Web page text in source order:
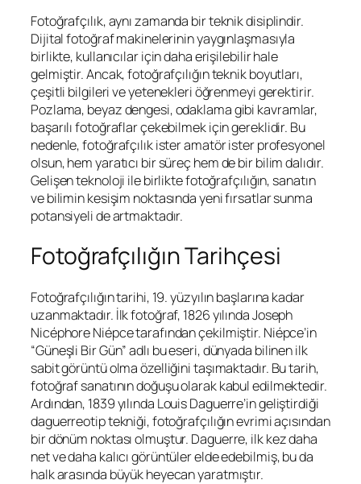
Fotoğrafçılık, aynı zamanda bir teknik disiplindir.
Dijital fotoğraf makinelerinin yaygınlaşmasıyla
birlikte, kullanıcılar için daha erişilebilir hale
gelmiştir. Ancak, fotoğrafçılığın teknik boyutları,
çeşitli bilgileri ve yetenekleri öğrenmeyi gerektirir.
Pozlama, beyaz dengesi, odaklama gibi kavramlar,
başarılı fotoğraflar çekebilmek için gereklidir. Bu
nedenle, fotoğrafçılık ister amatör ister profesyonel
olsun, hem yaratıcı bir süreç hem de bir bilim dalıdır.
Gelişen teknoloji ile birlikte fotoğrafçılığın, sanatın
ve bilimin kesişim noktasında yeni fırsatlar sunma
potansiyeli de artmaktadır.
Fotoğrafçılığın Tarihçesi
Fotoğrafçılığın tarihi, 19. yüzyılın başlarına kadar
uzanmaktadır. İlk fotoğraf, 1826 yılında Joseph
Nicéphore Niépce tarafından çekilmiştir. Niépce’in
“Güneşli Bir Gün” adlı bu eseri, dünyada bilinen ilk
sabit görüntü olma özelliğini taşımaktadır. Bu tarih,
fotoğraf sanatının doğuşu olarak kabul edilmektedir.
Ardından, 1839 yılında Louis Daguerre’in geliştirdiği
daguerreotip tekniği, fotoğrafçılığın evrimi açısından
bir dönüm noktası olmuştur. Daguerre, ilk kez daha
net ve daha kalıcı görüntüler elde edebilmiş, bu da
halk arasında büyük heyecan yaratmıştır.